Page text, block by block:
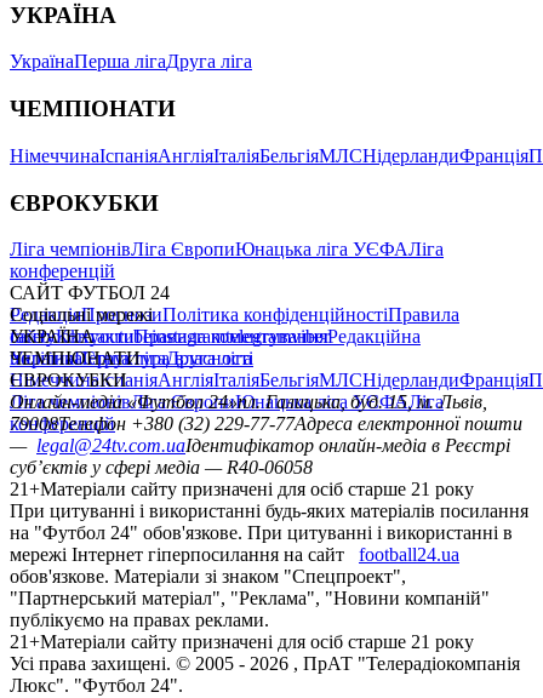
УКРАЇНА
УкраїнаПерша лігаДруга ліга
ЧЕМПІОНАТИ
НімеччинаІспаніяАнгліяІталіяБельгіяМЛСНідерландиФранція
ЄВРОКУБКИ
Ліга чемпіонівЛіга ЄвропиЮнацька ліга УЄФАЛіга
конференцій
САЙТ ФУТБОЛ 24
РедакціяПрогнозиПолітика конфіденційностіПравила
сайтуКонтактиПравила коментуванняРедакційна
політикаСтруктура власності
Соціальні мережі
facebookxyoutubeinstagramtelegramviber
УКРАЇНА
УкраїнаПерша лігаДруга ліга
ЧЕМПІОНАТИ
НімеччинаІспаніяАнгліяІталіяБельгіяМЛСНідерландиФранція
ЄВРОКУБКИ
Ліга чемпіонівЛіга ЄвропиЮнацька ліга УЄФАЛіга
конференцій
Онлайн-медіа «Футбол 24»пл. Галицька, буд. 15, м. Львів,
79008Телефон +380 (32) 229-77-77Адреса електронної пошти
— legal@24tv.com.uaІдентифікатор онлайн-медіа в Реєстрі
суб’єктів у сфері медіа — R40-06058
21+Матеріали сайту призначені для осіб старше 21 року
При цитуванні і використанні будь-яких матеріалів посилання
на "Футбол 24" обов'язкове. При цитуванні і використанні в
мережі Інтернет гіперпосилання на сайт
football24.ua
обов'язкове. Матеріали зі знаком "Спецпроект",
"Партнерський матеріал", "Реклама", "Новини компаній"
публікуємо на правах реклами.
21+Матеріали сайту призначені для осіб старше 21 року
Усi права захищенi. © 2005 - 2026 , ПрАТ "Телерадіокомпанія
Люкс". "Футбол 24".